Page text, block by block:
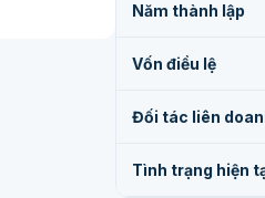
Năm thành lập
Vốn điều lệ
Đối tác liên
Tình trạng hiện